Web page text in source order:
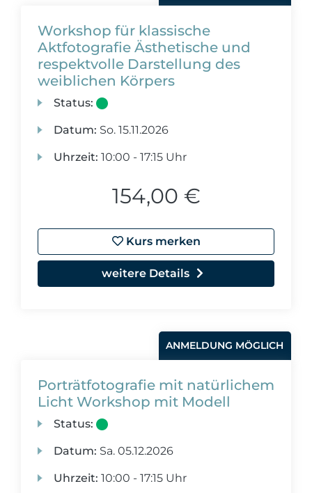
Workshop für klassische
Aktfotografie Ästhetische und
respektvolle Darstellung des
weiblichen Körpers
Status:
Datum: So. 15.11.2026
Uhrzeit: 10:00 - 17:15 Uhr
154,00 €
Kurs merken
weitere Details
ANMELDUNG MÖGLICH
Porträtfotografie mit natürlichem
Licht Workshop mit Modell
Status:
Datum: Sa. 05.12.2026
Uhrzeit: 10:00 - 17:15 Uhr